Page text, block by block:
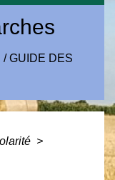
/GUIDE DES
>